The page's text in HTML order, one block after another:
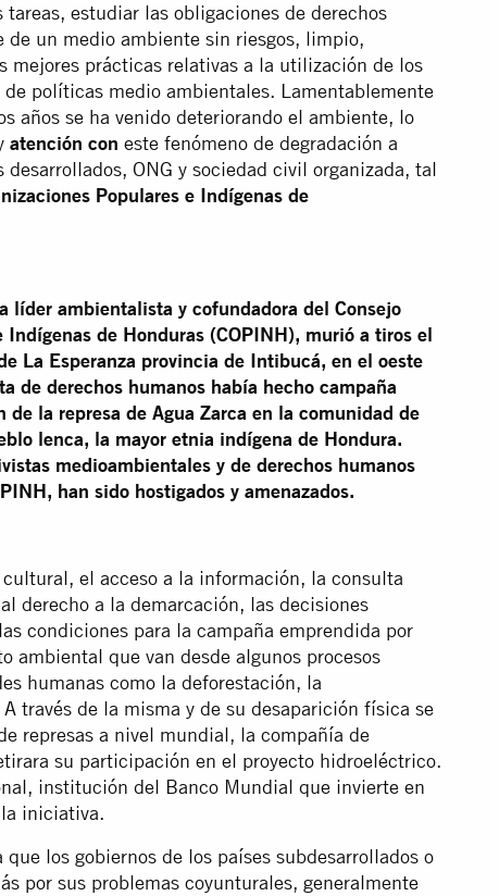
estudiar las obligaciones de derechos
un medio ambiente sin riesgos, limpio,
mejores prácticas relativas a la utilización de los
políticas medio ambientales. Lamentablemente
años se ha venido deteriorando el ambiente, lo
atención con este fenómeno de degradación a
ONG y sociedad civil organizada, tal
Populares e Indígenas de
líder ambientalista y cofundadora del Consejo
Indígenas de Honduras (COPINH), murió a tiros el
La Esperanza provincia de Intibucá, en el oeste
de derechos humanos había hecho campaña
la represa de Agua Zarca en la comunidad de
lenca, la mayor etnia indígena de Hondura.
medioambientales y de derechos humanos
han sido hostigados y amenazados.
el acceso a la información, la consulta
derecho a la demarcación, las decisiones
condiciones para la campaña emprendida por
ambiental que van desde algunos procesos
humanas como la deforestación, la
través de la misma y de su desaparición física se
represas a nivel mundial, la compañía de
su participación en el proyecto hidroeléctrico.
institución del Banco Mundial que invierte en
iniciativa.
los gobiernos de los países subdesarrollados o
por sus problemas coyunturales, generalmente